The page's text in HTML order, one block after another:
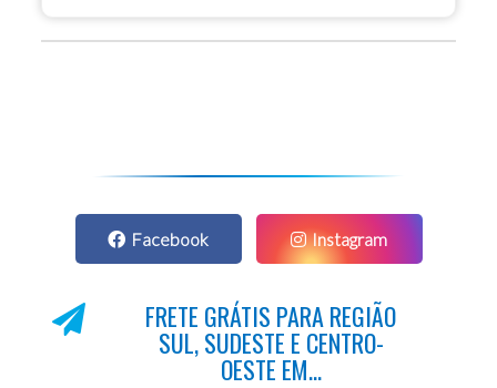
Facebook Instagram
FRETE GRÁTIS PARA REGIÃO
SUL, SUDESTE E CENTRO-
OESTE EM...